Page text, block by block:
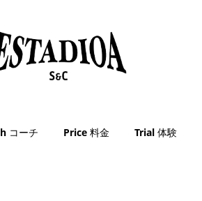
コーチ Price 料金 Trial 体験